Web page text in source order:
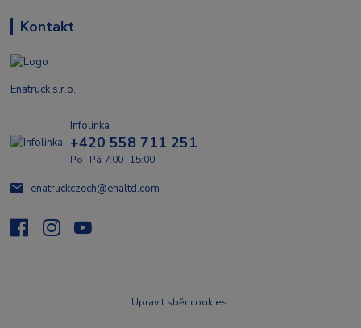
Kontakt
Enatruck s.r.o.
Infolinka
+420 558 711 251
Po- Pá 7:00- 15:00
enatruckczech@enaltd.com
Upravit sběr cookies.